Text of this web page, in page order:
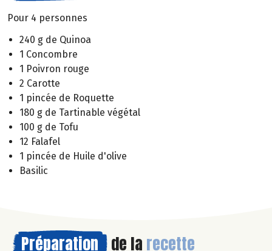
Pour 4 personnes
240 g de Quinoa
1 Concombre
1 Poivron rouge
2 Carotte
1 pincée de Roquette
180 g de Tartinable végétal
100 g de Tofu
12 Falafel
1 pincée de Huile d'olive
Basilic
Préparation de la recette